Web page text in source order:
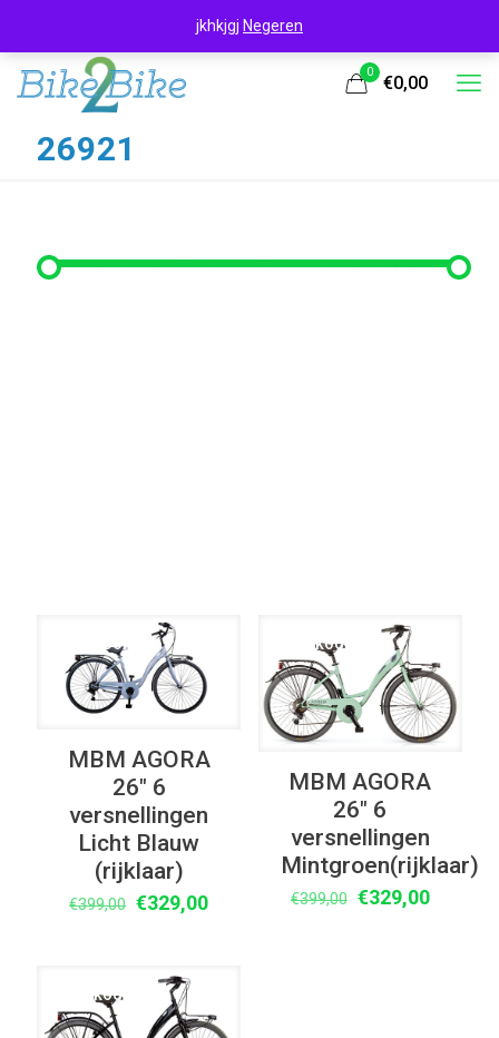
0
€0,00
26921
UITVERKOOP
MBM AGORA
26″ 6
versnellingen
Licht Blauw
(rijklaar)
€399,00 Oorspronkelijke
€399,00.
€329,00Huidige
UITVERKOOP
MBM AGORA
26″ 6
versnellingen
Mintgroen(rijklaar)
€399,00 Oorspronkelijke
€329,00Huidige
UITVERKOOP
jkhkjgj Negeren